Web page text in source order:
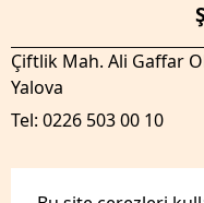
Çiftlik Mah. Ali Gaffar
Yalova
Tel: 0226 503 00 10